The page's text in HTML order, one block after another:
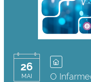
26
MAI O